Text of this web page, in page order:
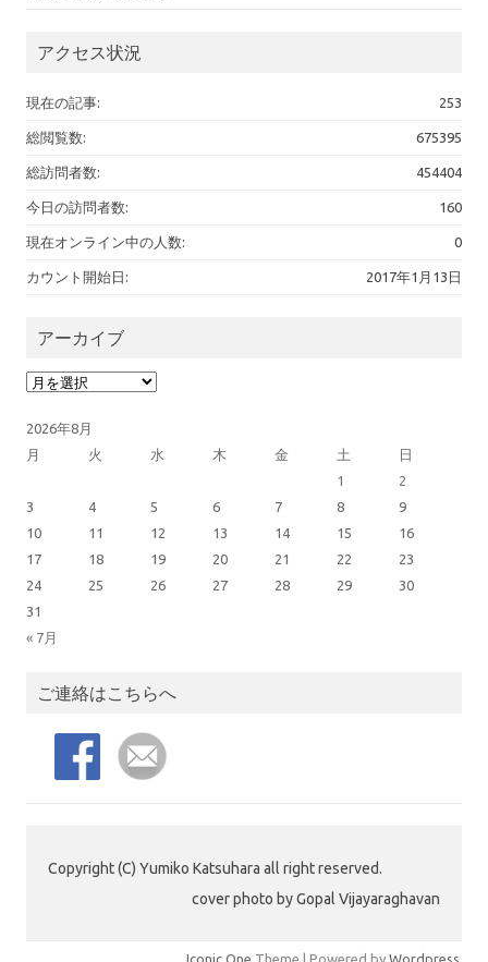
アクセス状況
253
現在の記事:
675395
総閲覧数:
454404
総訪問者数:
160
今日の訪問者数:
0
現在オンライン中の人数:
2017年1月13日
カウント開始日:
アーカイブ
アーカイブ
2026年8月
月
火 水 木 金 土 日
« 7月
1
2
3
4 5 6 7 8
9
10
11 12 13 14 15
16
17
18 19 20 21 22
23
24
25 26 27 28 29
30
31
ご連絡はこちらへ
Copyright (C) Yumiko Katsuhara all right reserved.
cover photo by Gopal Vijayaraghavan